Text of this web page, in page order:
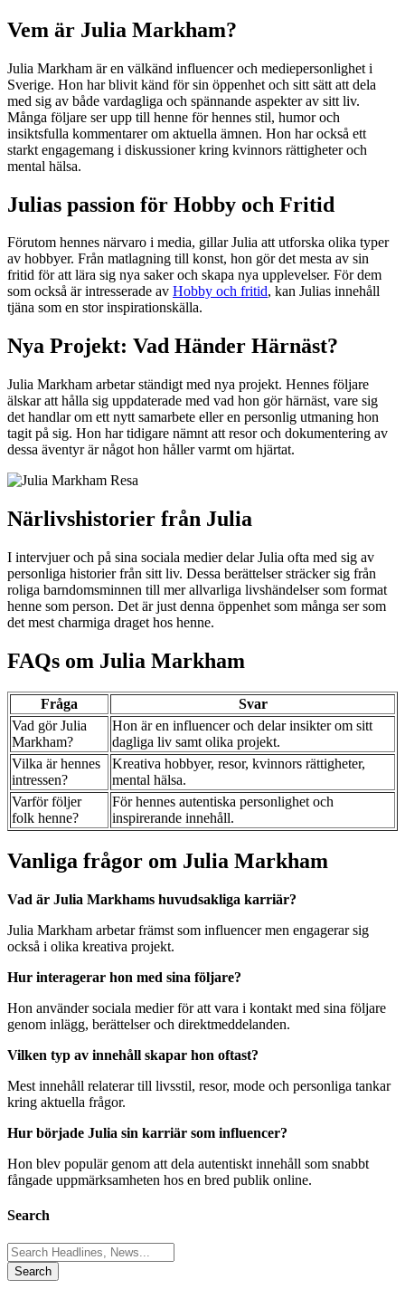
Vem är Julia Markham?
Julia Markham är en välkänd influencer och mediepersonlighet i
Sverige. Hon har blivit känd för sin öppenhet och sitt sätt att dela
med sig av både vardagliga och spännande aspekter av sitt liv.
Många följare ser upp till henne för hennes stil, humor och
insiktsfulla kommentarer om aktuella ämnen. Hon har också ett
starkt engagemang i diskussioner kring kvinnors rättigheter och
mental hälsa.
Julias passion för Hobby och Fritid
Förutom hennes närvaro i media, gillar Julia att utforska olika typer
av hobbyer. Från matlagning till konst, hon gör det mesta av sin
fritid för att lära sig nya saker och skapa nya upplevelser. För dem
som också är intresserade av Hobby och fritid, kan Julias innehåll
tjäna som en stor inspirationskälla.
Nya Projekt: Vad Händer Härnäst?
Julia Markham arbetar ständigt med nya projekt. Hennes följare
älskar att hålla sig uppdaterade med vad hon gör härnäst, vare sig
det handlar om ett nytt samarbete eller en personlig utmaning hon
tagit på sig. Hon har tidigare nämnt att resor och dokumentering av
dessa äventyr är något hon håller varmt om hjärtat.
Närlivshistorier från Julia
I intervjuer och på sina sociala medier delar Julia ofta med sig av
personliga historier från sitt liv. Dessa berättelser sträcker sig från
roliga barndomsminnen till mer allvarliga livshändelser som format
henne som person. Det är just denna öppenhet som många ser som
det mest charmiga draget hos henne.
FAQs om Julia Markham
Fråga
Svar
Vad gör Julia
Markham?
Hon är en influencer och delar insikter om sitt
dagliga liv samt olika projekt.
Vilka är hennes
intressen?
Kreativa hobbyer, resor, kvinnors rättigheter,
mental hälsa.
Varför följer
folk henne?
För hennes autentiska personlighet och
inspirerande innehåll.
Vanliga frågor om Julia Markham
Vad är Julia Markhams huvudsakliga karriär?
Julia Markham arbetar främst som influencer men engagerar sig
också i olika kreativa projekt.
Hur interagerar hon med sina följare?
Hon använder sociala medier för att vara i kontakt med sina följare
genom inlägg, berättelser och direktmeddelanden.
Vilken typ av innehåll skapar hon oftast?
Mest innehåll relaterar till livsstil, resor, mode och personliga tankar
kring aktuella frågor.
Hur började Julia sin karriär som influencer?
Hon blev populär genom att dela autentiskt innehåll som snabbt
fångade uppmärksamheten hos en bred publik online.
Search
Search
for: